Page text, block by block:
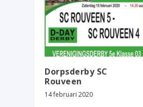
Dorpsderby SC
Rouveen
14 februari 2020